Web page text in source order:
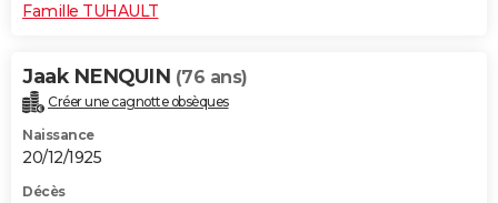
Famille TUHAULT
Jaak NENQUIN (76 ans)
Créer une cagnotte obsèques
Naissance
20/12/1925
Décès